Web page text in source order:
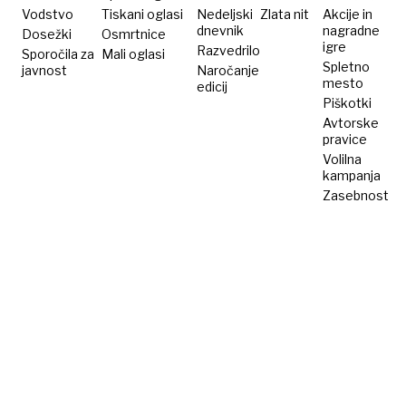
Vodstvo
Dosežki
Sporočila za
javnost
Tiskani oglasi
Osmrtnice
Mali oglasi
Nedeljski
dnevnik
Razvedrilo
Naročanje
edicij
Zlata nit
Akcije in
nagradne
igre
Spletno
mesto
Piškotki
Avtorske
pravice
Volilna
kampanja
Zasebnost